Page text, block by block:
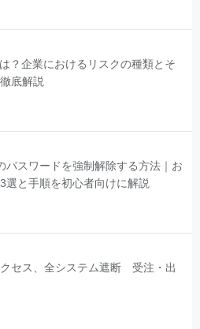
？企業におけるリスクの種類とそ
底解説
パスワードを強制解除する方法｜お
選と手順を初心者向けに解説
セス、全システム遮断 受注・出